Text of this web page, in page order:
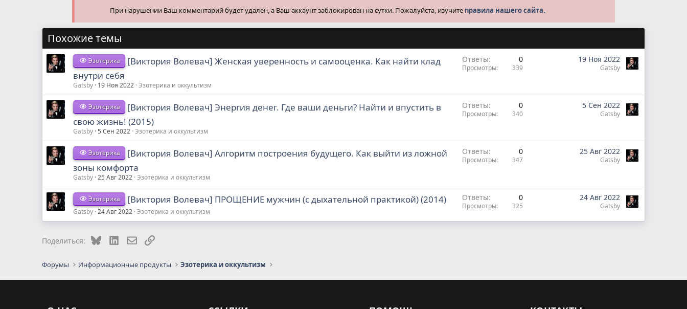
При нарушении Ваш комментарий будет удален, а Ваш аккаунт заблокирован на сутки. Пожалуйста, изучите правила нашего сайта.
Похожие темы
Эзотерика
[Виктория Волевач] Женская уверенность и самооценка. Как найти клад
внутри себя
Gatsby 19 Ноя 2022 Эзотерика и оккультизм
Ответы 0
Просмотры 339
19 Ноя 2022
Gatsby
Эзотерика
[Виктория Волевач] Энергия денег. Где ваши деньги? Найти и впустить в
свою жизнь! (2015)
Gatsby 5 Сен 2022 Эзотерика и оккультизм
Ответы 0
Просмотры 340
5 Сен 2022
Gatsby
Эзотерика
[Виктория Волевач] Алгоритм построения будущего. Как выйти из ложной
зоны комфорта
Gatsby 25 Авг 2022 Эзотерика и оккультизм
Ответы 0
Просмотры 347
25 Авг 2022
Gatsby
Эзотерика [Виктория Волевач] ПРОЩЕНИЕ мужчин (с дыхательной практикой) (2014)
Gatsby 24 Авг 2022 Эзотерика и оккультизм
Ответы 0
Просмотры 325
24 Авг 2022
Gatsby
Поделиться: BlueskyLinkedInЭлектронная почта
Ссылка
Форумы Информационные продукты Эзотерика и оккультизм